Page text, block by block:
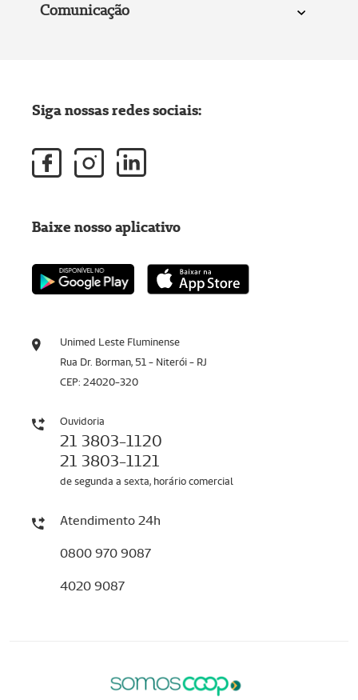
Comunicação
Unimed Leste Fluminense
Rua Dr. Borman, 51 - Niterói - RJ
CEP: 24020-320
Ouvidoria
21 3803-1120
21 3803-1121
de segunda a sexta, horário comercial
Atendimento 24h
0800 970 9087
4020 9087
Siga nossas redes sociais:
Baixe nosso aplicativo